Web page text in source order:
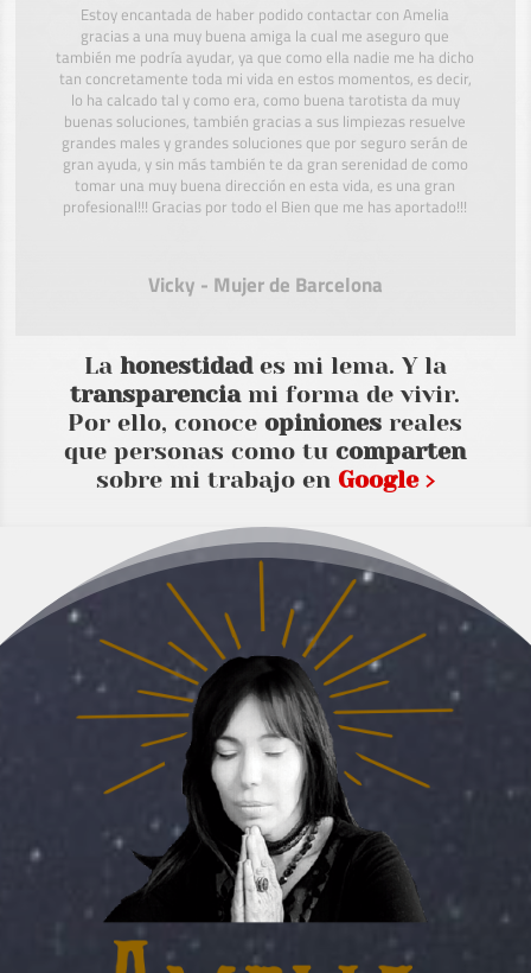
Estoy encantada de haber podido contactar con Amelia
gracias a una muy buena amiga la cual me aseguro que
también me podría ayudar, ya que como ella nadie me ha dicho
tan concretamente toda mi vida en estos momentos, es decir,
lo ha calcado tal y como era, como buena tarotista da muy
buenas soluciones, también gracias a sus limpiezas resuelve
grandes males y grandes soluciones que por seguro serán de
gran ayuda, y sin más también te da gran serenidad de como
tomar una muy buena dirección en esta vida, es una gran
profesional!!! Gracias por todo el Bien que me has aportado!!!
Vicky - Mujer de Barcelona
La honestidades mi lema. Y la
transparenciami forma de vivir.
Por ello, conoceopiniones reales
que personas como tucomparten
sobre mi trabajo en Google ›